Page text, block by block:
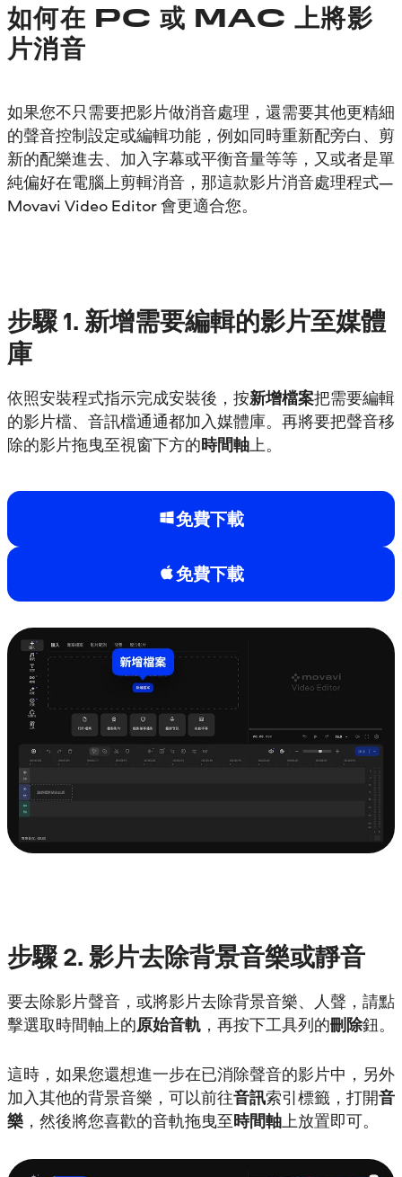
如何在 PC 或 MAC 上將影
片消音
如果您不只需要把影片做消音處理，還需要其他更精細
的聲音控制設定或編輯功能，例如同時重新配旁白、剪
新的配樂進去、加入字幕或平衡音量等等，又或者是單
純偏好在電腦上剪輯消音，那這款影片消音處理程式—
Movavi Video Editor 會更適合您。
步驟1. 新增需要編輯的影片至媒體
庫
依照安裝程式指示完成安裝後，按新增檔案把需要編輯
的影片檔、音訊檔通通都加入媒體庫。再將要把聲音移
除的影片拖曳至視窗下方的時間軸上。
免費下載
免費下載
步驟2.影片去除背景音樂或靜音
要去除影片聲音，或將影片去除背景音樂、人聲，請點
擊選取時間軸上的原始音軌 ，再按下工具列的刪除鈕。
這時，如果您還想進一步在已消除聲音的影片中，另外
加入其他的背景音樂，可以前往音訊索引標籤，打開音
樂 ，然後將您喜歡的音軌拖曳至時間軸上放置即可。